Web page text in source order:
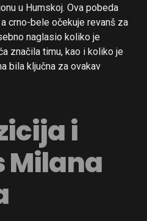
u Humskoj. Ova pobeda
crno-bele očekuje revanš za
naglasio koliko je
značila timu, kao i koliko je
bila ključna za ovakav
i
Milana